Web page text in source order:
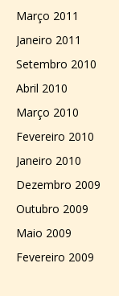
Março 2011
Janeiro 2011
Setembro 2010
Abril 2010
Março 2010
Fevereiro 2010
Janeiro 2010
Dezembro 2009
Outubro 2009
Maio 2009
Fevereiro 2009